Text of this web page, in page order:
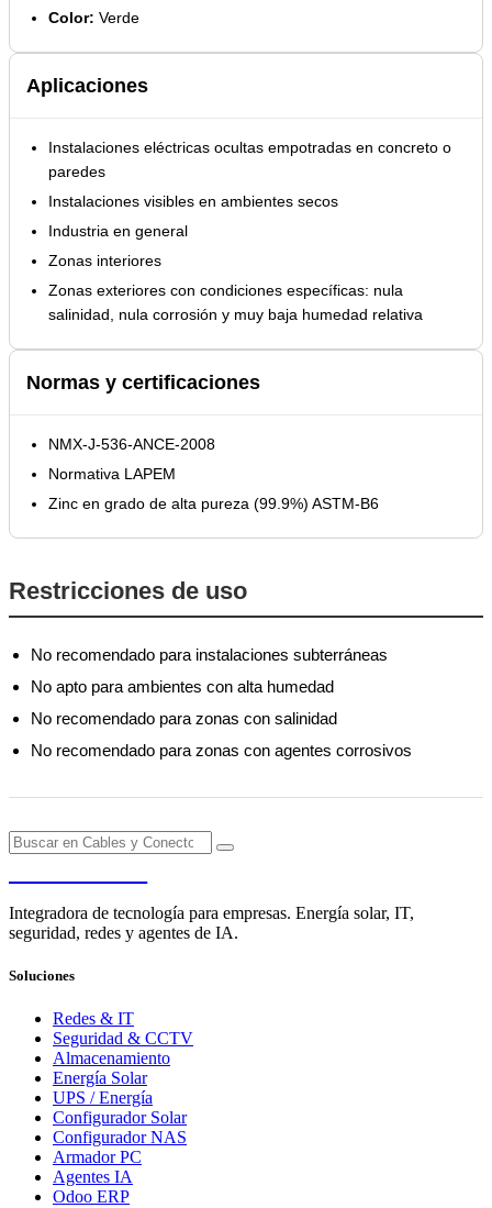
Color: Verde
Aplicaciones
Instalaciones eléctricas ocultas empotradas en concreto o
paredes
Instalaciones visibles en ambientes secos
Industria en general
Zonas interiores
Zonas exteriores con condiciones específicas: nula
salinidad, nula corrosión y muy baja humedad relativa
Normas y certificaciones
NMX-J-536-ANCE-2008
Normativa LAPEM
Zinc en grado de alta pureza (99.9%) ASTM-B6
Restricciones de uso
No recomendado para instalaciones subterráneas
No apto para ambientes con alta humedad
No recomendado para zonas con salinidad
No recomendado para zonas con agentes corrosivos
Integradora de tecnología para empresas. Energía solar, IT,
seguridad, redes y agentes de IA.
Soluciones
Redes & IT
Seguridad & CCTV
Almacenamiento
Energía Solar
UPS / Energía
Configurador Solar
Configurador NAS
Armador PC
Agentes IA
Odoo ERP